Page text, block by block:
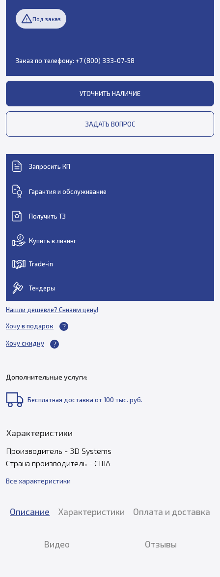
Под заказ
Заказ по телефону: +7 (800) 333-07-58
УТОЧНИТЬ НАЛИЧИЕ
ЗАДАТЬ ВОПРОС
Запросить КП
Гарантия и обслуживание
Получить ТЗ
Купить в лизинг
Trade-in
Тендеры
Нашли дешевле? Снизим цену!
Хочу в подарок
Хочу скидку
Дополнительные услуги:
Бесплатная доставка от 100 тыс. руб.
Характеристики
Производитель - 3D Systems
Страна производитель - США
Все характеристики
Описание Характеристики Оплата и доставка
Видео Отзывы